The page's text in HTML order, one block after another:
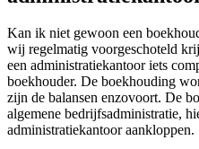
Kan ik niet gewoon een
wij regelmatig voorgeschoteld
een administratiekantoor iets
boekhouder. De boekhouding
zijn de balansen enzovoort. De
algemene bedrijfsadministratie,
administratiekantoor aankloppen.